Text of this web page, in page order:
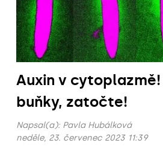
Auxin v cytoplazmě!
buňky, zatočte!
Napsal(a): Pavla Hubálková
neděle, 23. červenec 2023 11:39